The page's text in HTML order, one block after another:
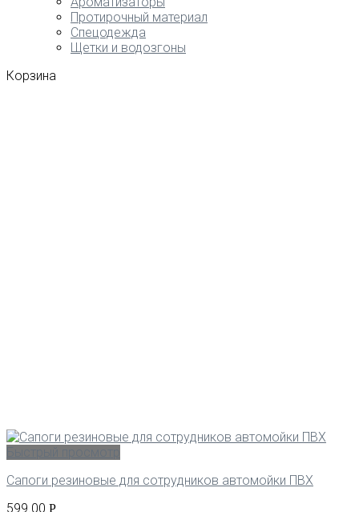
Протирочный материал
Спецодежда
Щетки и водозгоны
Корзина
Сапоги резиновые для сотрудников автомойки ПВХ
599.00 Р